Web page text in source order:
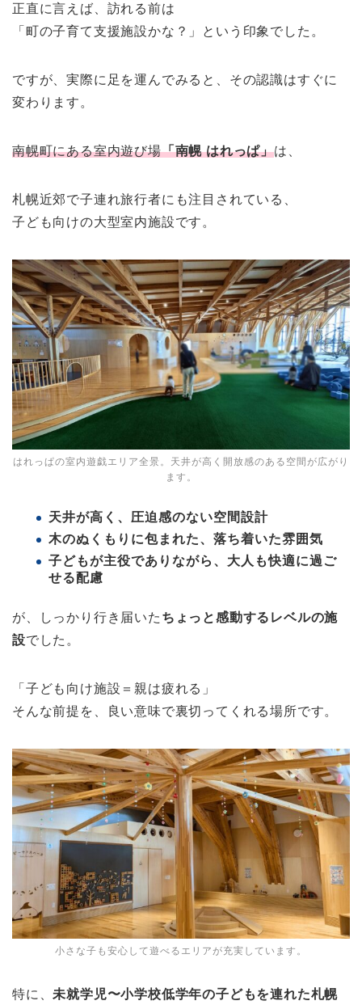
正直に言えば、訪れる前は
「町の子育て支援施設かな？」という印象でした。
ですが、実際に足を運んでみると、その認識はすぐに
変わります。
南幌町にある室内遊び場「南幌 はれっぱ」は、
札幌近郊で子連れ旅行者にも注目されている、
子ども向けの大型室内施設です。
はれっぱの室内遊戯エリア全景。天井が高く開放感のある空間が広がり
ます。
天井が高く、圧迫感のない空間設計
木のぬくもりに包まれた、落ち着いた雰囲気
子どもが主役でありながら、大人も快適に過ご
せる配慮
が、しっかり行き届いた ちょっと感動するレベルの施
設でした。
「子ども向け施設＝親は疲れる」
そんな前提を、良い意味で裏切ってくれる場所です。
小さな子も安心して遊べるエリアが充実しています。
特に、未就学児〜小学校低学年の子どもを連れた札幌